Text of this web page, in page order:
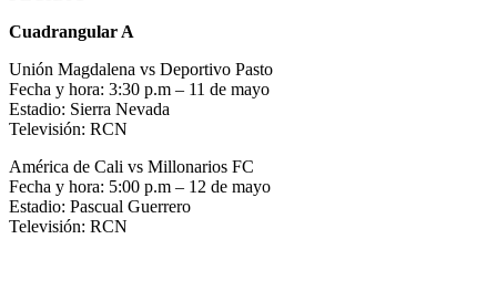
Cuadrangular A
Unión Magdalena vs Deportivo Pasto
Fecha y hora: 3:30 p.m – 11 de mayo
Estadio: Sierra Nevada
Televisión: RCN
América de Cali vs Millonarios FC
Fecha y hora: 5:00 p.m – 12 de mayo
Estadio: Pascual Guerrero
Televisión: RCN